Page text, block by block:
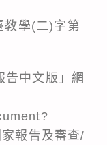
教學(二)字第
告中文版」網
報告及審查/